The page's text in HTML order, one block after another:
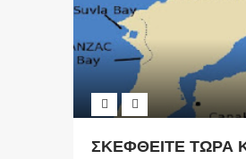
ΣΚΕΦΘΕΙΤΕ ΤΩΡΑ